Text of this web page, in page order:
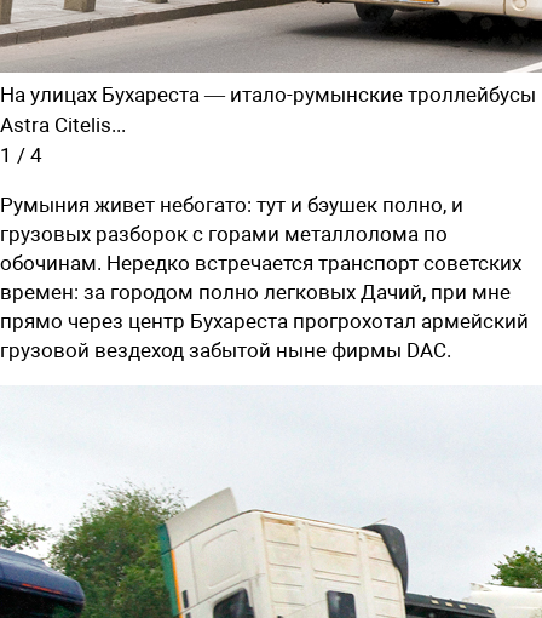
На улицах Бухареста — ­итало-румынские троллейбусы
Astra Сitelis...
1 / 4
Румыния живет небогато: тут и бэушек полно, и
грузовых разборок с горами металлолома по
обочинам. Нередко встречается транспорт советских
времен: за городом полно легковых Дачий, при мне
прямо через центр Бухареста прогрохотал армейский
грузовой вездеход забытой ныне фирмы DAC.